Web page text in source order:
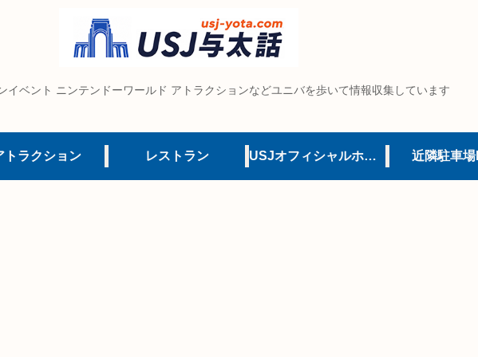
イベント ニンテンドーワールド アトラクションなどユニバを歩いて情報収集しています
トラクション レストラン USJオフィシャルホテル 近隣駐車